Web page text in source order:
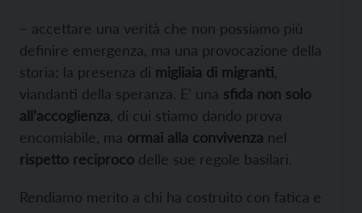
– accettare una verità che non possiamo più
definire emergenza, ma una provocazione della
storia: la presenza di migliaia di migranti
viandanti della speranza. E’ una sfida non solo
all’accoglienza , di cui stiamo dando prova
encomiabile, ma ormai alla convivenza nel
rispetto reciproco delle sue regole basilari.
Rendiamo merito a chi ha costruito con fatica e